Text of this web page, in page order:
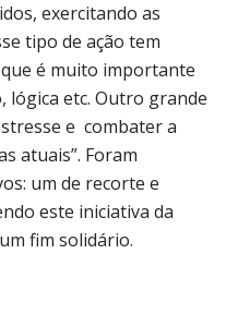
exercitando as
tipo de ação tem
é muito importante
lógica etc. Outro grande
e combater a
atuais”. Foram
um de recorte e
este iniciativa da
fim solidário.